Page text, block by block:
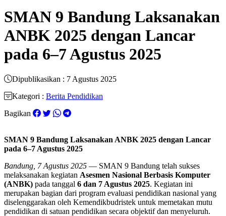
SMAN 9 Bandung Laksanakan
ANBK 2025 dengan Lancar
pada 6–7 Agustus 2025
Dipublikasikan : 7 Agustus 2025
Kategori : Berita Pendidikan
Bagikan
SMAN 9 Bandung Laksanakan ANBK 2025 dengan Lancar
pada 6–7 Agustus 2025
Bandung, 7 Agustus 2025 — SMAN 9 Bandung telah sukses
melaksanakan kegiatan Asesmen Nasional Berbasis Komputer
(ANBK) pada tanggal 6 dan 7 Agustus 2025. Kegiatan ini
merupakan bagian dari program evaluasi pendidikan nasional yang
diselenggarakan oleh Kemendikbudristek untuk memetakan mutu
pendidikan di satuan pendidikan secara objektif dan menyeluruh.